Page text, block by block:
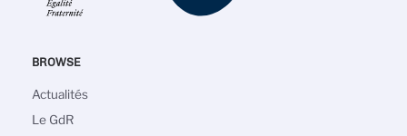
BROWSE
Main
navigation
Actualités
Le GdR